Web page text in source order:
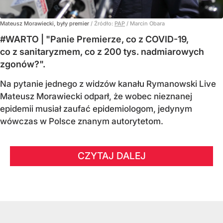
Mateusz Morawiecki, były premier / Źródło: PAP / Marcin Obara
#WARTO | "Panie Premierze, co z COVID-19,
co z sanitaryzmem, co z 200 tys. nadmiarowych
zgonów?".
Na pytanie jednego z widzów kanału Rymanowski Live
Mateusz Morawiecki odparł, że wobec nieznanej
epidemii musiał zaufać epidemiologom, jedynym
wówczas w Polsce znanym autorytetom.
CZYTAJ DALEJ